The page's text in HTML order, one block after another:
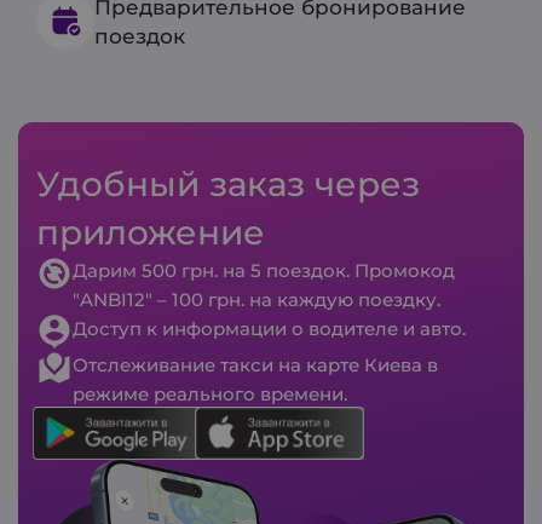
Предварительное бронирование
поездок
Удобный заказ через
приложение
Дарим 500 грн. на 5 поездок. Промокод
"ANBI12" – 100 грн. на каждую поездку.
Доступ к информации о водителе и авто.
Отслеживание такси на карте Киева в
режиме реального времени.